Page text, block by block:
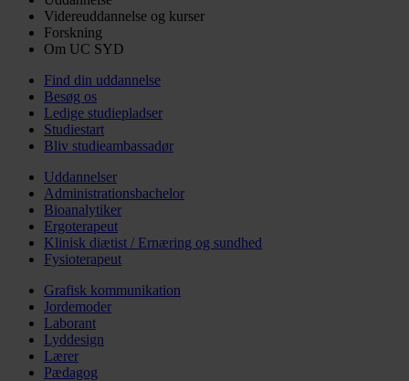
Videreuddannelse og kurser
Forskning
Om UC SYD
Find din uddannelse
Besøg os
Ledige studiepladser
Studiestart
Bliv studieambassadør
Uddannelser
Administrationsbachelor
Bioanalytiker
Ergoterapeut
Klinisk diætist / Ernæring og sundhed
Fysioterapeut
Grafisk kommunikation
Jordemoder
Laborant
Lyddesign
Lærer
Pædagog